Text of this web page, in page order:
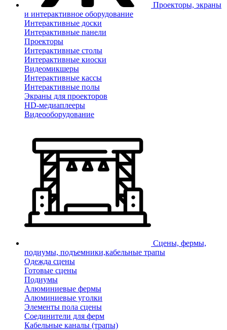
Проекторы, экраны
и интерактивное оборудование
Интерактивные доски
Интерактивные панели
Проекторы
Интерактивные столы
Интерактивные киоски
Видеомикшеры
Интерактивные кассы
Интерактивные полы
Экраны для проекторов
HD-медиаплееры
Видеооборудование
Сцены, фермы,
подиумы, подъемники,кабельные трапы
Одежда сцены
Готовые сцены
Подиумы
Алюминиевые фермы
Алюминиевые уголки
Элементы пола сцены
Соединители для ферм
Кабельные каналы (трапы)